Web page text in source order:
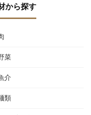
から探す
菜
介
類